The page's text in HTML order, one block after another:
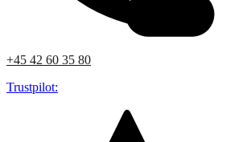
+45 42 60 35 80
Trustpilot: